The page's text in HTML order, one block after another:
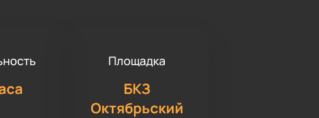
Площадка
БКЗ
Октябрьский